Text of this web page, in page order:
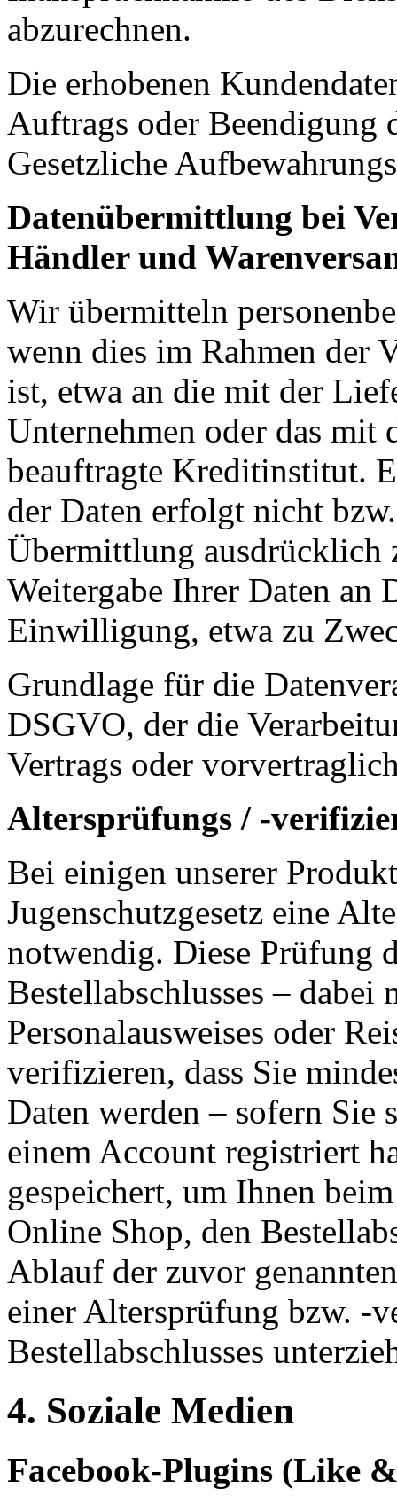
abzurechnen.
Die erhobenen
Auftrags oder Beendigung
Gesetzliche
Datenübermittlung bei
Händler und
Wir übermitteln
wenn dies im Rahmen der
ist, etwa an die mit der
Unternehmen oder das
beauftragte Kreditinstitut.
der Daten erfolgt nicht
Übermittlung ausdrücklich
Weitergabe Ihrer Daten an
Einwilligung, etwa zu
Grundlage für die
DSGVO, der die
Vertrags oder
Altersprüfungs / -
Bei einigen unserer
Jugenschutzgesetz eine
notwendig. Diese Prüfung
Bestellabschlusses – dabei
Personalausweises oder
verifizieren, dass Sie
Daten werden – sofern Sie
einem Account registriert
gespeichert, um Ihnen
Online Shop, den
Ablauf der zuvor
einer Altersprüfung bzw. -
Bestellabschlusses
4. Soziale Medien
Facebook-Plugins (Like